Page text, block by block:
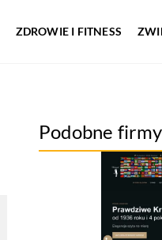
ZDROWIE I FITNESS
Podobne firmy